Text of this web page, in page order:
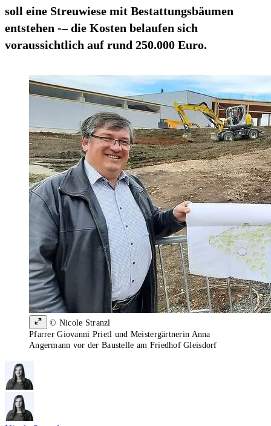
soll eine Streuwiese mit Bestattungsbäumen
entstehen -– die Kosten belaufen sich
voraussichtlich auf rund 250.000 Euro.
© Nicole Stranzl
Pfarrer Giovanni Prietl und Meistergärtnerin Anna
Angermann vor der Baustelle am Friedhof Gleisdorf